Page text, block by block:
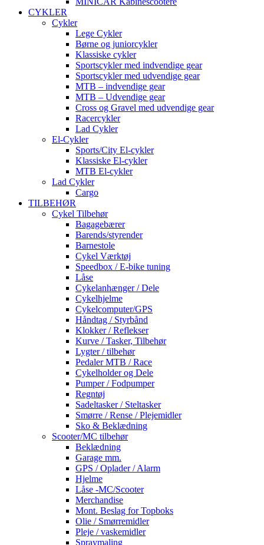
CYKLER
Cykler
Lege Cykler
Børne og juniorcykler
Klassiske cykler
Sportscykler med indvendige gear
Sportscykler med udvendige gear
MTB – indvendige gear
MTB – Udvendige gear
Cross og Gravel med udvendige gear
Racercykler
Lad Cykler
El-Cykler
Sports/City El-cykler
Klassiske El-cykler
MTB El-cykler
Lad Cykler
Cargo
TILBEHØR
Cykel Tilbehør
Bagagebærer
Barends/styrender
Barnestole
Cykel Værktøj
Speedbox / E-bike tuning
Låse
Cykelanhænger / Dele
Cykelhjelme
Cykelcomputer/GPS
Håndtag / Styrbånd
Klokker / Reflekser
Kurve / Tasker, Tilbehør
Lygter / tilbehør
Pedaler MTB / Race
Cykelholder og Dele
Pumper / Fodpumper
Regntøj
Sadeltasker / Steltasker
Smørre / Rense / Plejemidler
Sko & Beklædning
Scooter/MC tilbehør
Beklædning
Garage mm.
GPS / Oplader / Alarm
Hjelme
Låse -MC/Scooter
Merchandise
Mont. Beslag for Topboks
Olie / Smørremidler
Pleje / vaskemidler
Spraymaling